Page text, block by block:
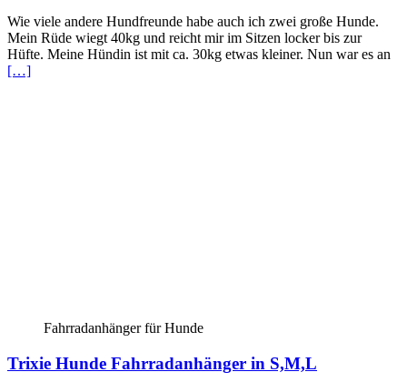
Wie viele andere Hundfreunde habe auch ich zwei große Hunde.
Mein Rüde wiegt 40kg und reicht mir im Sitzen locker bis zur
Hüfte. Meine Hündin ist mit ca. 30kg etwas kleiner. Nun war es an
[…]
Fahrradanhänger für Hunde
Trixie Hunde Fahrradanhänger in S,M,L